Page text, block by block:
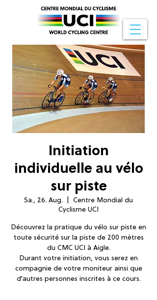
Initiation
individuelle au vélo
sur piste
Sa., 26. Aug.
Centre Mondial du
Cyclisme UCI
Découvrez la pratique du vélo sur piste en
toute sécurité sur la piste de 200 mètres
du CMC UCI à Aigle.
Durant votre initiation, vous serez en
compagnie de votre moniteur ainsi que
d'autres personnes inscrites à ce cours.